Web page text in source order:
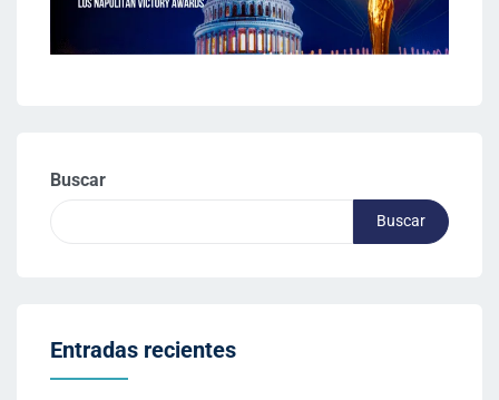
Buscar
Buscar
Entradas recientes